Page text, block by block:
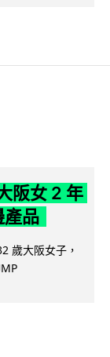
阪女 2 年
產品
歲大阪女子，